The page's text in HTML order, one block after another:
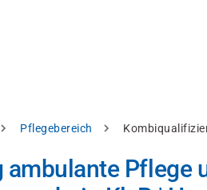
Pflegebereich
Pflege